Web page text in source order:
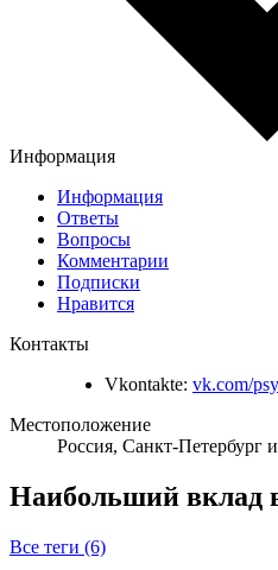
Информация
Информация
Ответы
Вопросы
Комментарии
Подписки
Нравится
Контакты
Vkontakte: vk.com/
Местоположение
Россия, Санкт-Петербург
Наибольший вклад
Все теги (6)